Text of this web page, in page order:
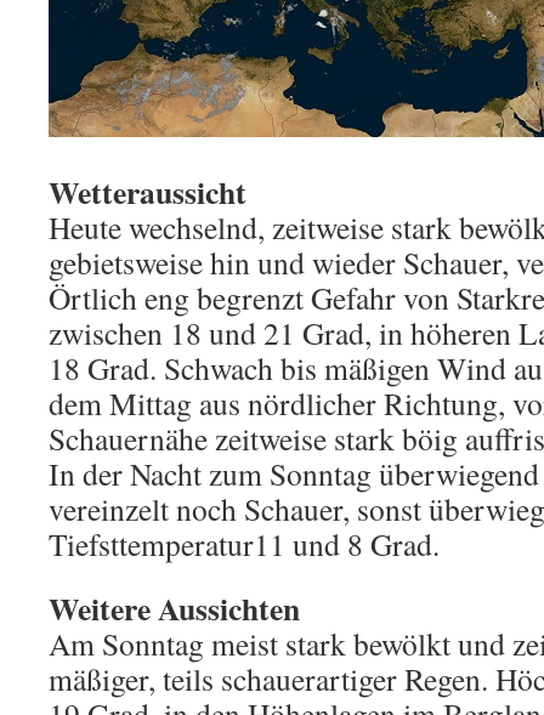
Wetteraussicht
Heute wechselnd, zeitweise stark
gebietsweise hin und wieder Schauer,
Örtlich eng begrenzt Gefahr von
zwischen 18 und 21 Grad, in höheren
18 Grad. Schwach bis mäßigen Wind
dem Mittag aus nördlicher Richtung,
Schauernähe zeitweise stark böig
In der Nacht zum Sonntag
vereinzelt noch Schauer, sonst
Tiefsttemperatur11 und 8 Grad.
Weitere Aussichten
Am Sonntag meist stark bewölkt und
mäßiger, teils schauerartiger Regen.